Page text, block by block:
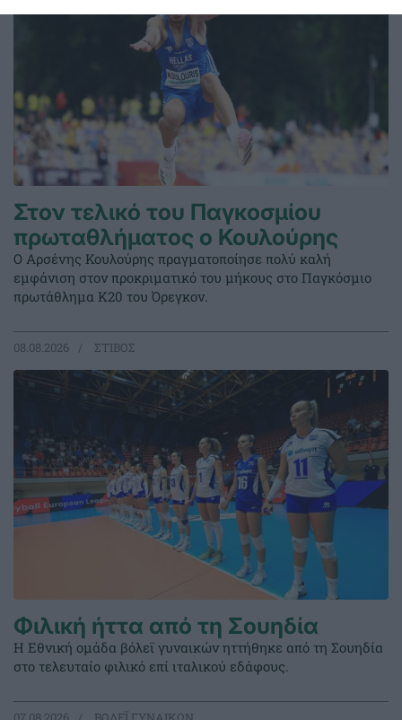
Στον τελικό του Παγκοσμίου
πρωταθλήματος ο Κουλούρης
Ο Αρσένης Κουλούρης πραγματοποίησε πολύ καλή
εμφάνιση στον προκριματικό του μήκους στο Παγκόσμιο
πρωτάθλημα Κ20 του Όρεγκον.
08.08.2026 ΣΤΙΒΟΣ
Φιλική ήττα από τη Σουηδία
Η Εθνική ομάδα βόλεϊ γυναικών ηττήθηκε από τη Σουηδία
στο τελευταίο φιλικό επί ιταλικού εδάφους.